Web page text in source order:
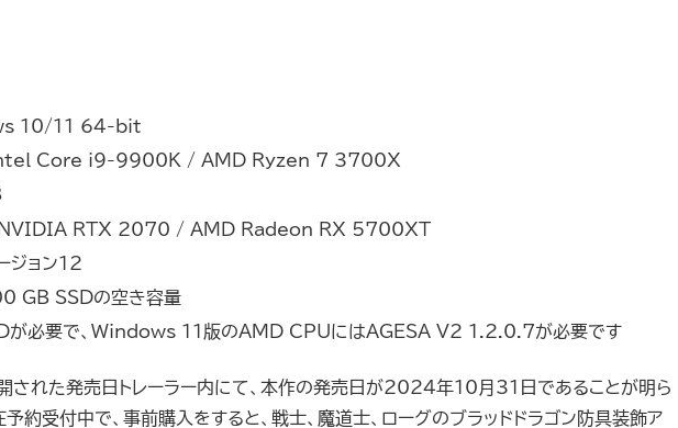
10/11 64-bit
Core i9-9900K / AMD Ryzen 7 3700X
NVIDIA RTX 2070 / AMD Radeon RX 5700XT
ジョン12
GB SSDの空き容量
が必要で、Windows 11版のAMD CPUにはAGESA V2 1.2.0.7が必要です
された発売日トレーラー内にて、本作の発売日が2024年10月31日であることが明ら
予約受付中で、事前購入をすると、戦士、魔道士、ローグのブラッドドラゴン防具装飾ア